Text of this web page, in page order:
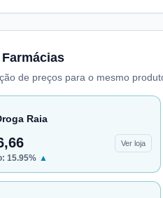
de preços para o mesmo
Raia
Ver loja
15.95% ▲